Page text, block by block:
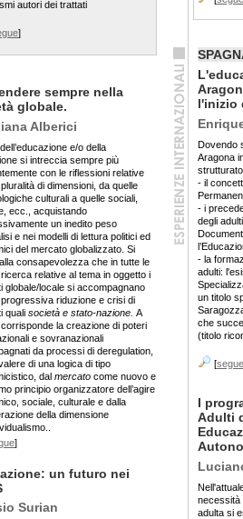
autori dei trattati
]
sempre nella
globale.
Alberici
e/o della
si intreccia sempre più
con le riflessioni relative
di dimensioni, da quelle
culturali a quelle sociali,
ecc., acquistando
un inedito peso
e nei modelli di lettura politici ed
del mercato globalizzato. Si
consapevolezza che in tutte le
relative al tema in oggetto i
globale/locale si accompagnano
riduzione e crisi di
quali società e stato-nazione. A
la creazione di poteri
e sovranazionali
da processi di deregulation,
di una logica di tipo
dal mercato come nuovo e
principio organizzatore dell’agire
sociale, culturale e dalla
della dimensione
]
un futuro nei
Surian
l'inizio
Dovendo
Aragona
- il
- i
degli
- la
adulti:
un titolo
che
(titolo
[segue
I
Adulti
necessità
adulta si